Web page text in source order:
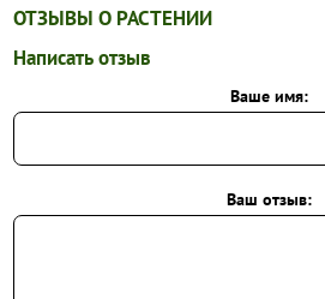
ОТЗЫВЫ О РАСТЕНИИ
Написать отзыв
Ваше имя:
Ваш отзыв: